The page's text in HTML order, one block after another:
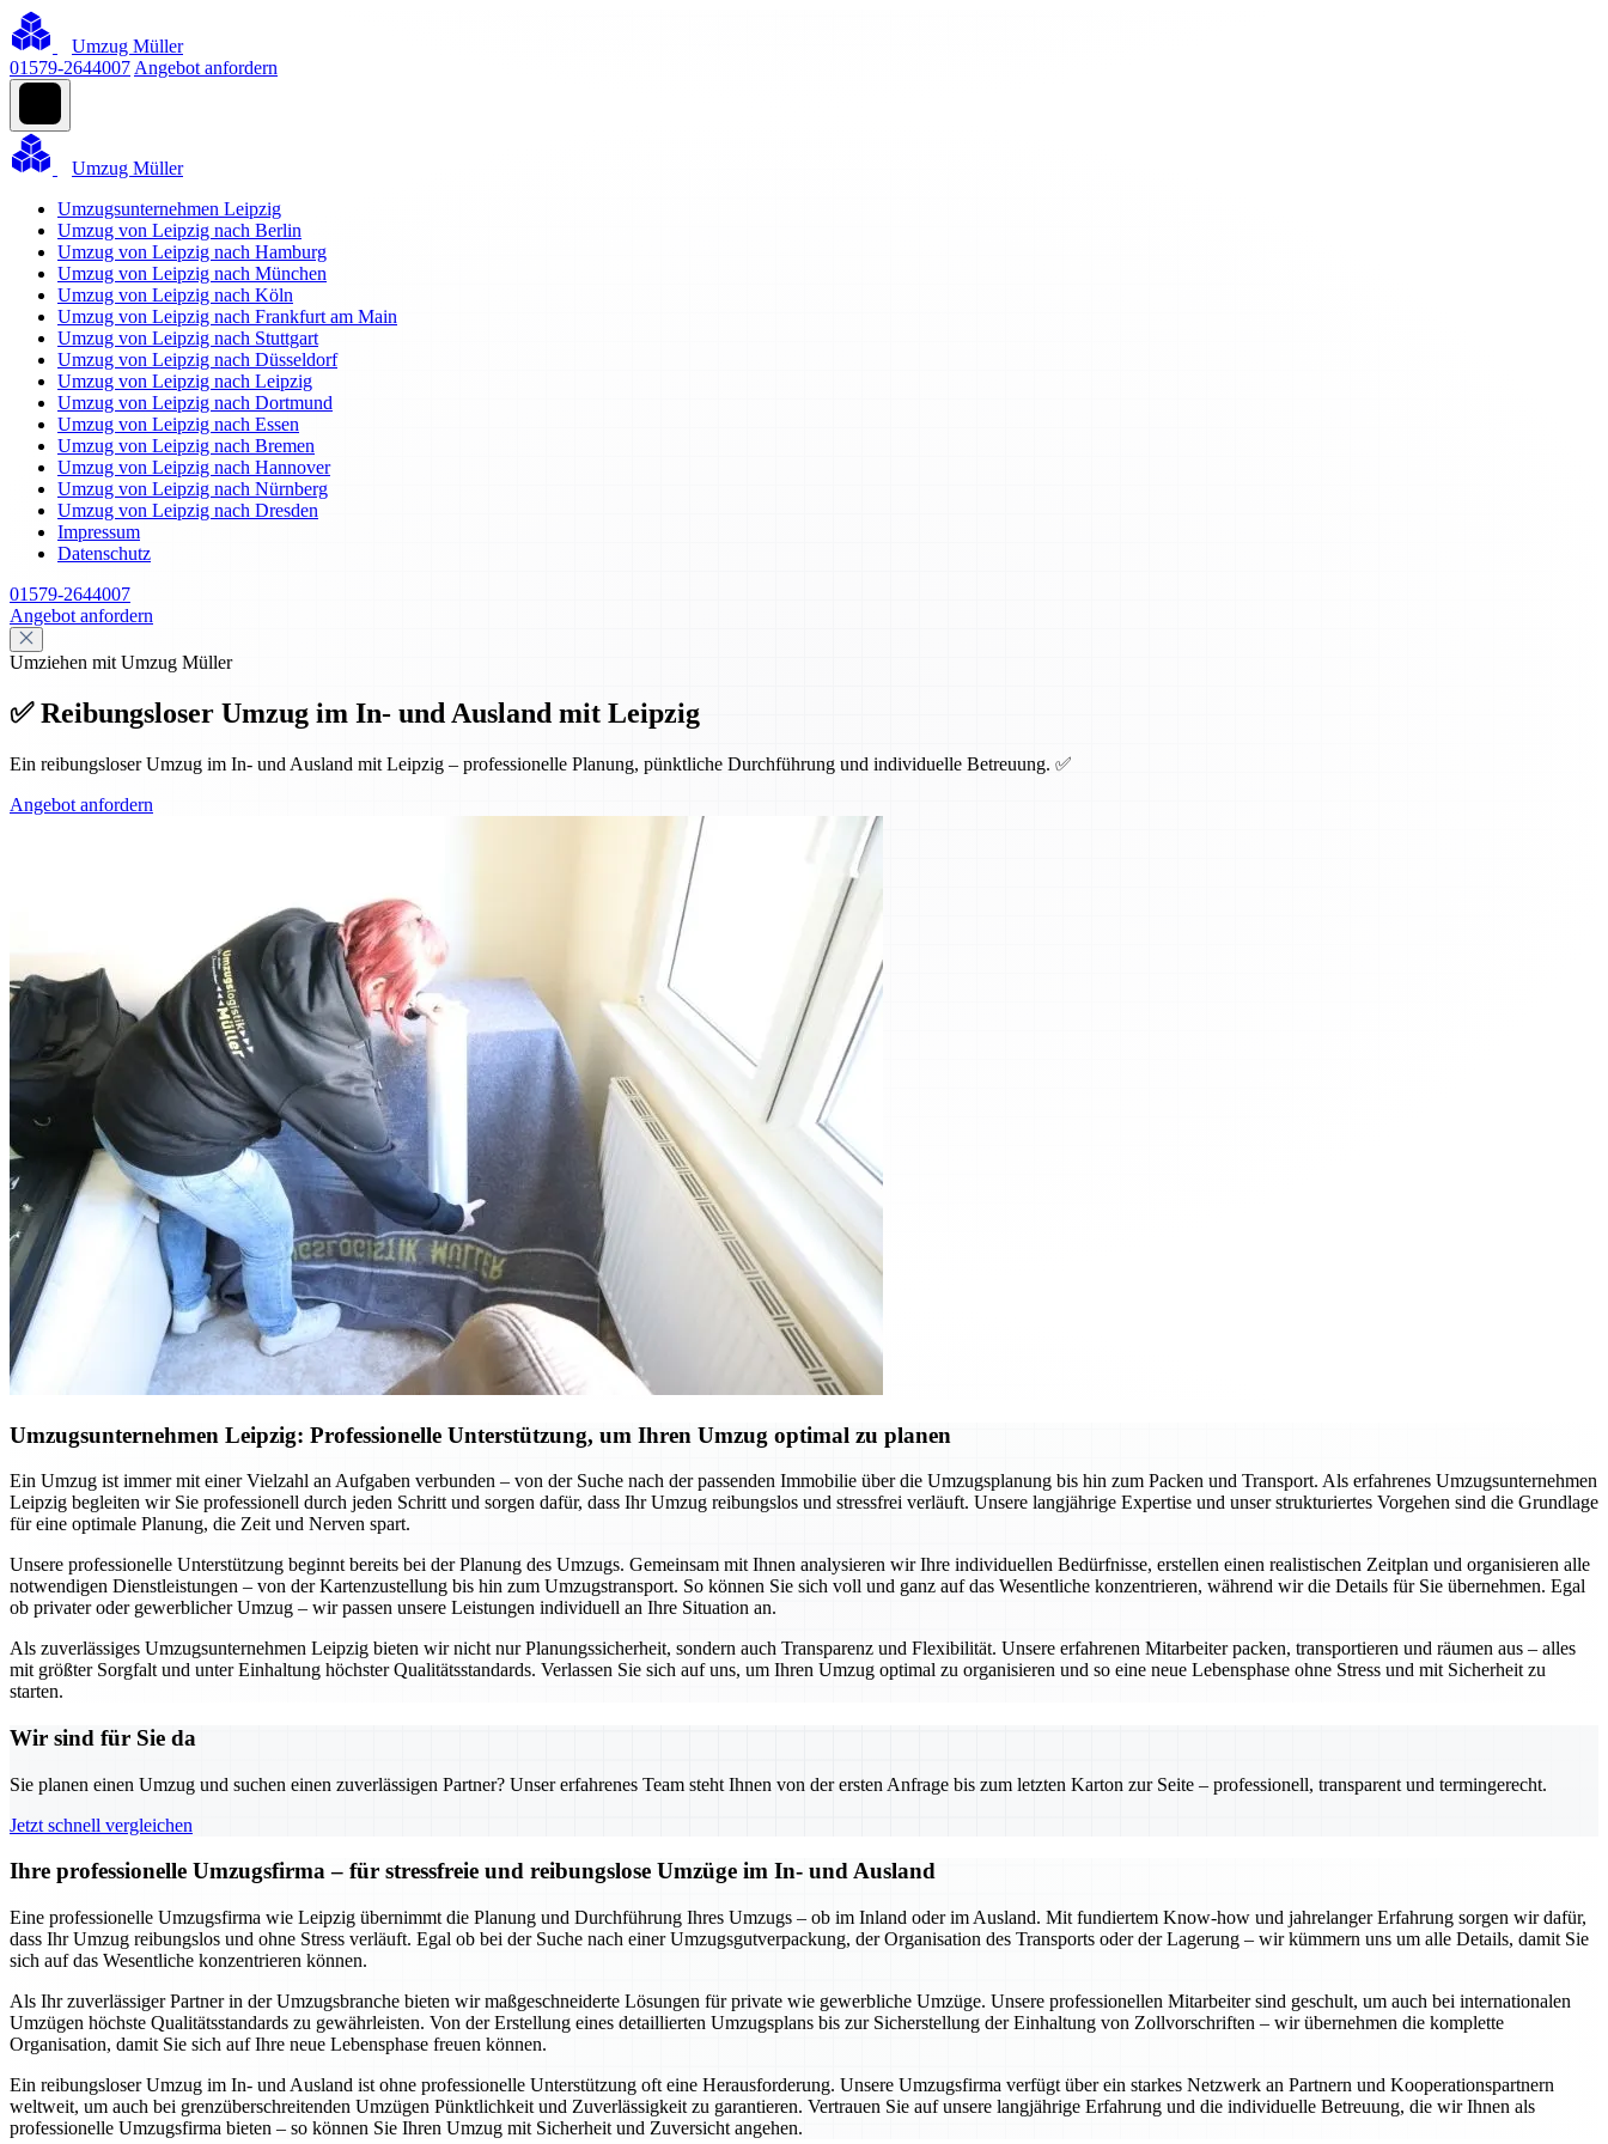
Umzug Müller
01579-2644007 Angebot anfordern
Umzug Müller
Umzugsunternehmen Leipzig
Umzug von Leipzig nach Berlin
Umzug von Leipzig nach Hamburg
Umzug von Leipzig nach München
Umzug von Leipzig nach Köln
Umzug von Leipzig nach Frankfurt am Main
Umzug von Leipzig nach Stuttgart
Umzug von Leipzig nach Düsseldorf
Umzug von Leipzig nach Leipzig
Umzug von Leipzig nach Dortmund
Umzug von Leipzig nach Essen
Umzug von Leipzig nach Bremen
Umzug von Leipzig nach Hannover
Umzug von Leipzig nach Nürnberg
Umzug von Leipzig nach Dresden
Impressum
Datenschutz
01579-2644007
Angebot anfordern
Umziehen mit Umzug Müller
✅ Reibungsloser Umzug im In- und Ausland mit Leipzig
Ein reibungsloser Umzug im In- und Ausland mit Leipzig – professionelle Planung, pünktliche Durchführung und individuelle Betreuung. ✅
Angebot anfordern
Umzugsunternehmen Leipzig: Professionelle Unterstützung, um Ihren Umzug optimal zu planen
Ein Umzug ist immer mit einer Vielzahl an Aufgaben verbunden – von der Suche nach der passenden Immobilie über die Umzugsplanung bis hin zum Packen und Transport. Als erfahrenes Umzugsunternehmen
Leipzig begleiten wir Sie professionell durch jeden Schritt und sorgen dafür, dass Ihr Umzug reibungslos und stressfrei verläuft. Unsere langjährige Expertise und unser strukturiertes Vorgehen sind die Grundlage
für eine optimale Planung, die Zeit und Nerven spart.
Unsere professionelle Unterstützung beginnt bereits bei der Planung des Umzugs. Gemeinsam mit Ihnen analysieren wir Ihre individuellen Bedürfnisse, erstellen einen realistischen Zeitplan und organisieren alle
notwendigen Dienstleistungen – von der Kartenzustellung bis hin zum Umzugstransport. So können Sie sich voll und ganz auf das Wesentliche konzentrieren, während wir die Details für Sie übernehmen. Egal
ob privater oder gewerblicher Umzug – wir passen unsere Leistungen individuell an Ihre Situation an.
Als zuverlässiges Umzugsunternehmen Leipzig bieten wir nicht nur Planungssicherheit, sondern auch Transparenz und Flexibilität. Unsere erfahrenen Mitarbeiter packen, transportieren und räumen aus – alles
mit größter Sorgfalt und unter Einhaltung höchster Qualitätsstandards. Verlassen Sie sich auf uns, um Ihren Umzug optimal zu organisieren und so eine neue Lebensphase ohne Stress und mit Sicherheit zu
starten.
Wir sind für Sie da
Sie planen einen Umzug und suchen einen zuverlässigen Partner? Unser erfahrenes Team steht Ihnen von der ersten Anfrage bis zum letzten Karton zur Seite – professionell, transparent und termingerecht.
Jetzt schnell vergleichen
Ihre professionelle Umzugsfirma – für stressfreie und reibungslose Umzüge im In- und Ausland
Eine professionelle Umzugsfirma wie Leipzig übernimmt die Planung und Durchführung Ihres Umzugs – ob im Inland oder im Ausland. Mit fundiertem Know-how und jahrelanger Erfahrung sorgen wir dafür,
dass Ihr Umzug reibungslos und ohne Stress verläuft. Egal ob bei der Suche nach einer Umzugsgutverpackung, der Organisation des Transports oder der Lagerung – wir kümmern uns um alle Details, damit Sie
sich auf das Wesentliche konzentrieren können.
Als Ihr zuverlässiger Partner in der Umzugsbranche bieten wir maßgeschneiderte Lösungen für private wie gewerbliche Umzüge. Unsere professionellen Mitarbeiter sind geschult, um auch bei internationalen
Umzügen höchste Qualitätsstandards zu gewährleisten. Von der Erstellung eines detaillierten Umzugsplans bis zur Sicherstellung der Einhaltung von Zollvorschriften – wir übernehmen die komplette
Organisation, damit Sie sich auf Ihre neue Lebensphase freuen können.
Ein reibungsloser Umzug im In- und Ausland ist ohne professionelle Unterstützung oft eine Herausforderung. Unsere Umzugsfirma verfügt über ein starkes Netzwerk an Partnern und Kooperationspartnern
weltweit, um auch bei grenzüberschreitenden Umzügen Pünktlichkeit und Zuverlässigkeit zu garantieren. Vertrauen Sie auf unsere langjährige Erfahrung und die individuelle Betreuung, die wir Ihnen als
professionelle Umzugsfirma bieten – so können Sie Ihren Umzug mit Sicherheit und Zuversicht angehen.